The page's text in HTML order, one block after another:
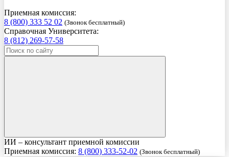
Приемная комиссия:
8 (800) 333 52 02 (Звонок бесплатный)
Справочная Университета:
8 (812) 269-57-58
ИИ – консультант приемной комиссии
Приемная комиссия: 8 (800) 333-52-02 (Звонок бесплатный)